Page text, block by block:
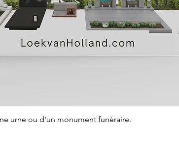
Aperçu rapide
urne ou d'un monument funéraire.